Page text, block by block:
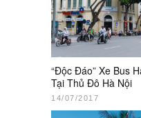
“Độc Đáo” Xe Bus
Tại Thủ Đô Hà Nội
14/07/2017